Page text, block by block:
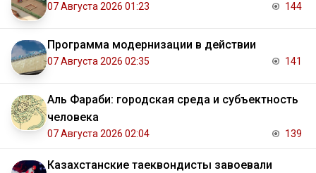
07 Августа 2026 01:23 144
Программа модернизации в действии
07 Августа 2026 02:35 141
Аль Фараби: городская среда и субъектность
человека
07 Августа 2026 02:04 139
Казахстанские таеквондисты завоевали